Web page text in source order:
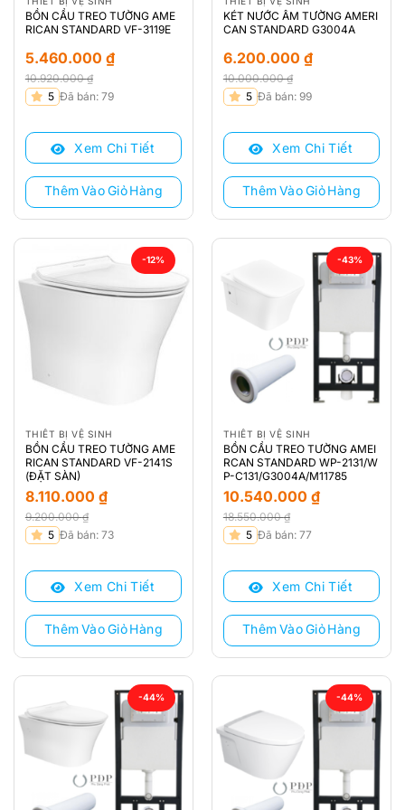
BỒN CẦU TREO TƯỜNG AME
RICAN STANDARD VF-3119E
10.920.000₫
Giá
là:
10.920.000 ₫.
5.460.000 ₫
Giá
tại
5.460.000 ₫.
5 Đã bán: 79
Xem Chi Tiết
Thêm Vào Giỏ Hàng
KÉT NƯỚC ÂM TƯỜNG AMERI
CAN STANDARD G3004A
10.000.000₫
Giá
là:
10.000.000 ₫.
6.200.000 ₫
Giá
tại
6.200.000 ₫.
5 Đã bán: 99
Xem Chi Tiết
Thêm Vào Giỏ Hàng
-12%
THIẾT BỊ VỆ SINH
BỒN CẦU TREO TƯỜNG AME
RICAN STANDARD VF-2141S
(ĐẶT SÀN)
9.200.000₫
Giá
là:
9.200.000 ₫.
8.110.000 ₫
Giá
tại
8.110.000 ₫.
5 Đã bán: 73
Xem Chi Tiết
Thêm Vào Giỏ Hàng
-43%
THIẾT BỊ VỆ SINH
BỒN CẦU TREO TƯỜNG AMEI
RCAN STANDARD WP-2131/W
P-C131/G3004A/M11785
18.550.000₫
Giá
là:
18.550.000 ₫.
10.540.000 ₫
Giá
tại
10.540.000 ₫.
5 Đã bán: 77
Xem Chi Tiết
Thêm Vào Giỏ Hàng
-44% -44%